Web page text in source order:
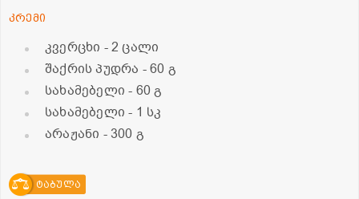
კრემი
კვერცხი - 2 ცალი
შაქრის პუდრა - 60 გ
სახამებელი- 60 გ
სახამებელი- 1 სკ
არაჟანი - 300 გ
ტაბულა